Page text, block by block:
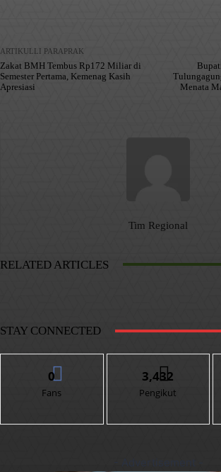
ARTIKULLI PARAPRAK
Zakat BMH Tembus Rp172 Miliar di
Semester Pertama, Kemenag Kasih
Apresiasi
Menata
Tim Regional
RELATED ARTICLES
STAY CONNECTED
0
Fans
3,432
Pengikut